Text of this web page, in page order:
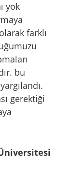
yok
farklı
bu
gerektiği